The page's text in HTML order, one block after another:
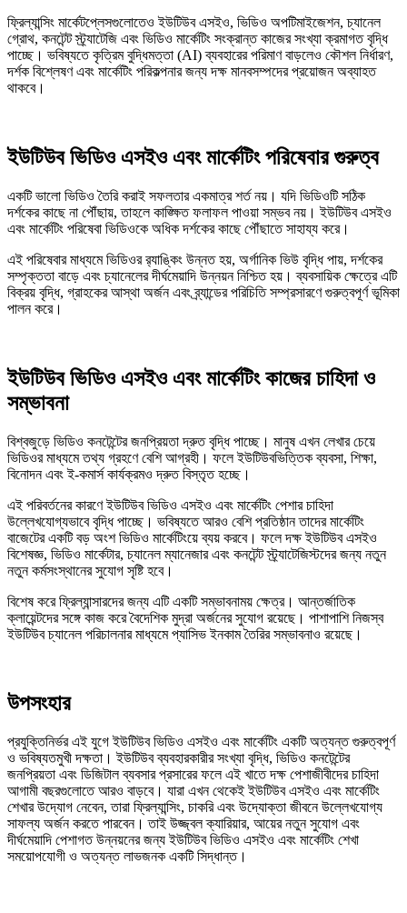
ফ্রিল্যান্সিং মার্কেটপ্লেসগুলোতেও ইউটিউব এসইও, ভিডিও অপটিমাইজেশন, চ্যানেল
গ্রোথ, কনটেন্ট স্ট্র্যাটেজি এবং ভিডিও মার্কেটিং সংক্রান্ত কাজের সংখ্যা ক্রমাগত বৃদ্ধি
পাচ্ছে। ভবিষ্যতে কৃত্রিম বুদ্ধিমত্তা (AI) ব্যবহারের পরিমাণ বাড়লেও কৌশল নির্ধারণ,
দর্শক বিশ্লেষণ এবং মার্কেটিং পরিকল্পনার জন্য দক্ষ মানবসম্পদের প্রয়োজন অব্যাহত
থাকবে।
ইউটিউব ভিডিও এসইও এবং মার্কেটিং পরিষেবার গুরুত্ব
একটি ভালো ভিডিও তৈরি করাই সফলতার একমাত্র শর্ত নয়। যদি ভিডিওটি সঠিক
দর্শকের কাছে না পৌঁছায়, তাহলে কাঙ্ক্ষিত ফলাফল পাওয়া সম্ভব নয়। ইউটিউব এসইও
এবং মার্কেটিং পরিষেবা ভিডিওকে অধিক দর্শকের কাছে পৌঁছাতে সাহায্য করে।
এই পরিষেবার মাধ্যমে ভিডিওর র‌্যাঙ্কিং উন্নত হয়, অর্গানিক ভিউ বৃদ্ধি পায়, দর্শকের
সম্পৃক্ততা বাড়ে এবং চ্যানেলের দীর্ঘমেয়াদি উন্নয়ন নিশ্চিত হয়। ব্যবসায়িক ক্ষেত্রে এটি
বিক্রয় বৃদ্ধি, গ্রাহকের আস্থা অর্জন এবং ব্র্যান্ডের পরিচিতি সম্প্রসারণে গুরুত্বপূর্ণ ভূমিকা
পালন করে।
ইউটিউব ভিডিও এসইও এবং মার্কেটিং কাজের চাহিদা ও
সম্ভাবনা
বিশ্বজুড়ে ভিডিও কনটেন্টের জনপ্রিয়তা দ্রুত বৃদ্ধি পাচ্ছে। মানুষ এখন লেখার চেয়ে
ভিডিওর মাধ্যমে তথ্য গ্রহণে বেশি আগ্রহী। ফলে ইউটিউবভিত্তিক ব্যবসা, শিক্ষা,
বিনোদন এবং ই-কমার্স কার্যক্রমও দ্রুত বিস্তৃত হচ্ছে।
এই পরিবর্তনের কারণে ইউটিউব ভিডিও এসইও এবং মার্কেটিং পেশার চাহিদা
উল্লেখযোগ্যভাবে বৃদ্ধি পাচ্ছে। ভবিষ্যতে আরও বেশি প্রতিষ্ঠান তাদের মার্কেটিং
বাজেটের একটি বড় অংশ ভিডিও মার্কেটিংয়ে ব্যয় করবে। ফলে দক্ষ ইউটিউব এসইও
বিশেষজ্ঞ, ভিডিও মার্কেটার, চ্যানেল ম্যানেজার এবং কনটেন্ট স্ট্র্যাটেজিস্টদের জন্য নতুন
নতুন কর্মসংস্থানের সুযোগ সৃষ্টি হবে।
বিশেষ করে ফ্রিল্যান্সারদের জন্য এটি একটি সম্ভাবনাময় ক্ষেত্র। আন্তর্জাতিক
ক্লায়েন্টদের সঙ্গে কাজ করে বৈদেশিক মুদ্রা অর্জনের সুযোগ রয়েছে। পাশাপাশি নিজস্ব
ইউটিউব চ্যানেল পরিচালনার মাধ্যমে প্যাসিভ ইনকাম তৈরির সম্ভাবনাও রয়েছে।
উপসংহার
প্রযুক্তিনির্ভর এই যুগে ইউটিউব ভিডিও এসইও এবং মার্কেটিং একটি অত্যন্ত গুরুত্বপূর্ণ
ও ভবিষ্যতমুখী দক্ষতা। ইউটিউব ব্যবহারকারীর সংখ্যা বৃদ্ধি, ভিডিও কনটেন্টের
জনপ্রিয়তা এবং ডিজিটাল ব্যবসার প্রসারের ফলে এই খাতে দক্ষ পেশাজীবীদের চাহিদা
আগামী বছরগুলোতে আরও বাড়বে। যারা এখন থেকেই ইউটিউব এসইও এবং মার্কেটিং
শেখার উদ্যোগ নেবেন, তারা ফ্রিল্যান্সিং, চাকরি এবং উদ্যোক্তা জীবনে উল্লেখযোগ্য
সাফল্য অর্জন করতে পারবেন। তাই উজ্জ্বল ক্যারিয়ার, আয়ের নতুন সুযোগ এবং
দীর্ঘমেয়াদি পেশাগত উন্নয়নের জন্য ইউটিউব ভিডিও এসইও এবং মার্কেটিং শেখা
সময়োপযোগী ও অত্যন্ত লাভজনক একটি সিদ্ধান্ত।